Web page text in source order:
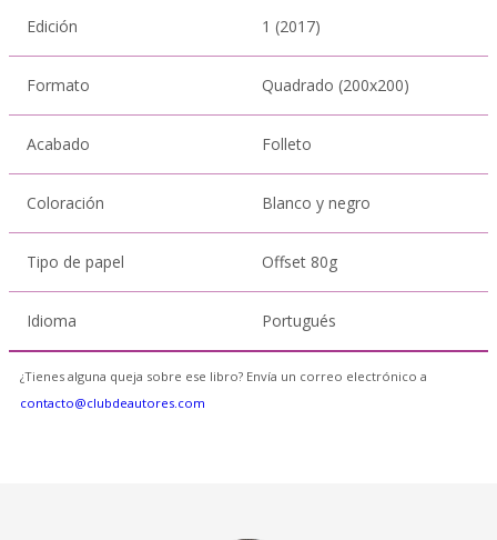
Edición 1 (2017)
Formato Quadrado (200x200)
Acabado Folleto
Coloración Blanco y negro
Tipo de papel Offset 80g
Idioma Portugués
¿Tienes alguna queja sobre ese libro? Envía un correo electrónico a
contacto@clubdeautores.com